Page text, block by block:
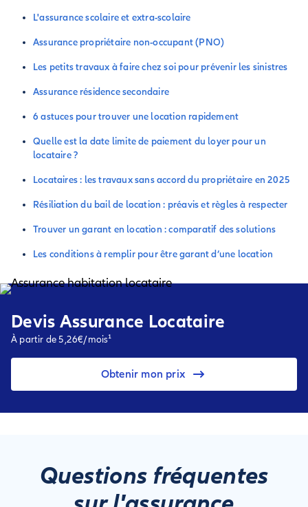
L'assurance scolaire et extra-scolaire
Assurance propriétaire non-occupant (PNO)
Les petits travaux à faire chez soi pour prévenir les sinistres
Assurance résidence secondaire
6 astuces pour trouver une location rapidement
Quelle est la date limite de paiement du loyer pour un
locataire ?
Locataires : les travaux sans accord du propriétaire en 2025
Résiliation du bail de location : préavis et règles à respecter
Trouver un garant en location : comparatif des solutions
Les conditions à remplir pour être garant d’une location
Devis Assurance Locataire
À partir de 5,26€/mois¹
Obtenir mon prix
Questions fréquentes